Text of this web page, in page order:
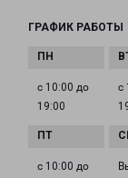
ГРАФИК РАБОТЫ
с 10:00 до
19:00
с
с 10:00 до